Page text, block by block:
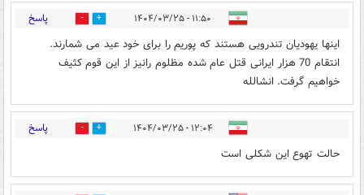
۱۱:۵۰ - ۱۴۰۴/۰۳/۲۵ 1 پاسخ
اینها یهودیان تندرویی هستند که پوریم را برای خود عید می شمارند.
انتقام 70 هزار ایرانی قتل عام شده مظلوم رانیز از این قوم کثیف
خواهیم گرفت. انشالله
۱۲:۰۴ - ۱۴۰۴/۰۳/۲۵ 1 پاسخ
حالت تهوع این شکلی است